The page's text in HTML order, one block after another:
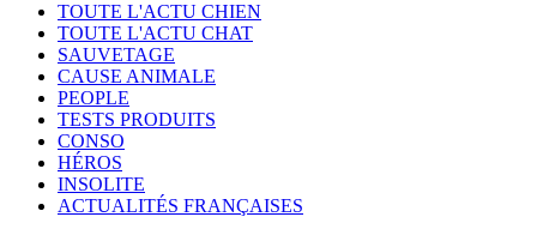
TOUTE L'ACTU CHIEN
TOUTE L'ACTU CHAT
SAUVETAGE
CAUSE ANIMALE
PEOPLE
TESTS PRODUITS
CONSO
HÉROS
INSOLITE
ACTUALITÉS FRANÇAISES